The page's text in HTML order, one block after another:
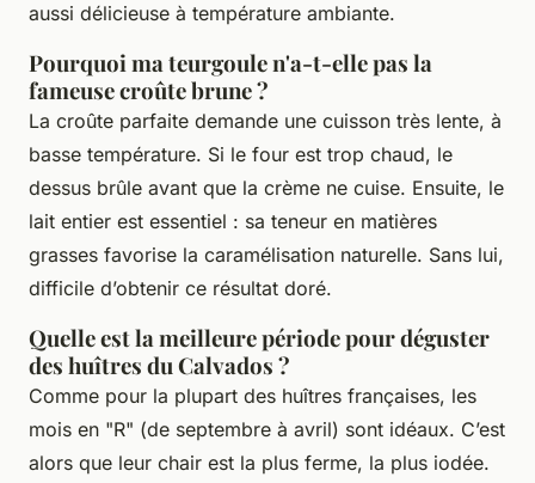
aussi délicieuse à température ambiante.
Pourquoi ma teurgoule n'a-t-elle pas la
fameuse croûte brune ?
La croûte parfaite demande une cuisson très lente, à
basse température. Si le four est trop chaud, le
dessus brûle avant que la crème ne cuise. Ensuite, le
lait entier est essentiel : sa teneur en matières
grasses favorise la caramélisation naturelle. Sans lui,
difficile d’obtenir ce résultat doré.
Quelle est la meilleure période pour déguster
des huîtres du Calvados ?
Comme pour la plupart des huîtres françaises, les
mois en "R" (de septembre à avril) sont idéaux. C’est
alors que leur chair est la plus ferme, la plus iodée.